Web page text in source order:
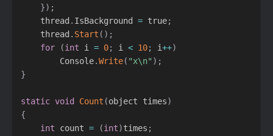
}) ;
    thread
. IsBackground = true;
    thread
. Start ( ) ;
for
(int i = 0; i < 10; i++)
        Console
.Write( "x\n" ) ;
}
static void Count (object times)
{
int count = (int)times ;